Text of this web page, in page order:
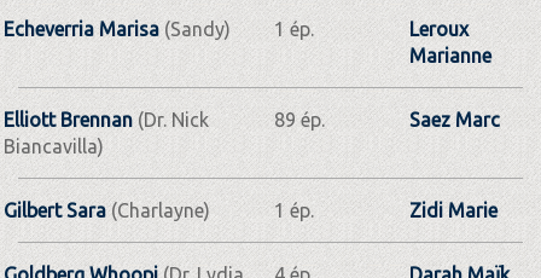
Echeverria Marisa(Sandy) 1 ép.
Leroux
Marianne
Elliott Brennan(Dr. Nick
Biancavilla)
89 ép. Saez Marc
Gilbert Sara(Charlayne) 1 ép. Zidi Marie